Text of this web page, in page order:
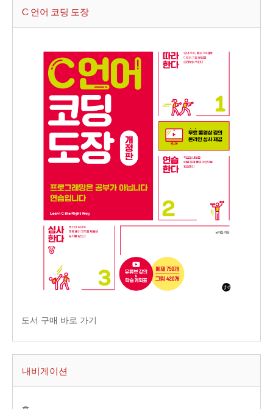
C 언어 코딩 도장
도서 구매 바로 가기
내비게이션